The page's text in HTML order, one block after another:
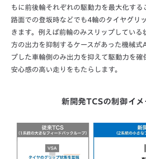
もに前後輪それぞれの駆動力を最大化する
路面での登坂時などでも4輪のタイヤグリ
きます。例えば前輪のみスリップしている
方の出力を抑制するケースがあった機械式
プした車輪側のみ出力を抑えて駆動力を確
安心感の高い走りをもたらします。
新開発TCSの制御イメ